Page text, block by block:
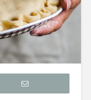
dans
assiette
menthe,